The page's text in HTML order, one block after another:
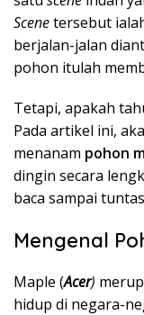
Scenetersebut
berjalan-jalan
pohon itulah
Tetapi, apakah
Pada artikel ini,
menanam pohon
dingin secara
baca sampai
Mengenal
Maple (Acer)
hidup di negara-